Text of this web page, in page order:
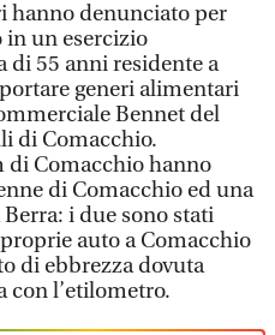
hanno denunciato per
in un esercizio
di 55 anni residente a
generi alimentari
Bennet del
di Comacchio.
di Comacchio hanno
di Comacchio ed una
i due sono stati
auto a Comacchio
di ebbrezza dovuta
con l’etilometro.